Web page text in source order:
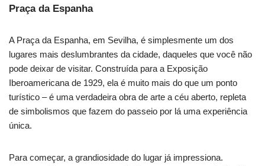
Praça da Espanha
A Praça da Espanha, em Sevilha, é simplesmente um dos
lugares mais deslumbrantes da cidade, daqueles que você não
pode deixar de visitar. Construída para a Exposição
Iberoamericana de 1929, ela é muito mais do que um ponto
turístico – é uma verdadeira obra de arte a céu aberto, repleta
de simbolismos que fazem do passeio por lá uma experiência
única.
Para começar, a grandiosidade do lugar já impressiona.